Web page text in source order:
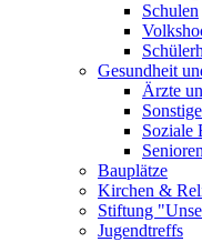
Schulen
Gesundheit
Ärzte
Soziale
Bauplätze
Kirchen &
Stiftung
Jugendtreffs